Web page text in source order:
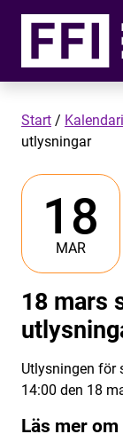
Start /
utlysningar
18
MAR
18 mars
Utlysningen för
14:00 den 18
Läs mer